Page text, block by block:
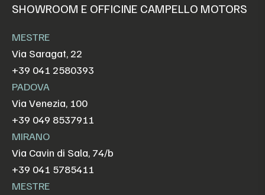
SHOWROOM E OFFICINE CAMPELLO MOTORS
MESTRE
Via Saragat, 22
+39 041 2580393
PADOVA
Via Venezia, 100
+39 049 8537911
MIRANO
Via Cavin di Sala, 74/b
+39 041 5785411
MESTRE